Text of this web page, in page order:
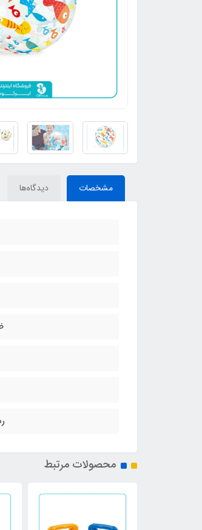
مشخصات دیدگاه‌ها
محصولات مرتبط